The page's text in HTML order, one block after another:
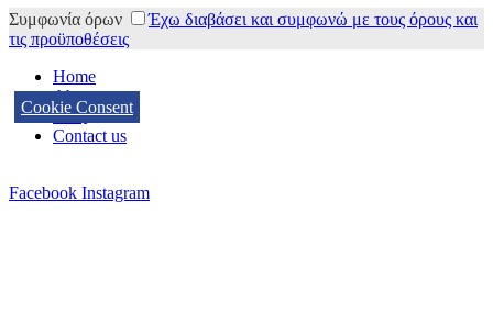
Συμφωνία όρων
Έχω διαβάσει και συμφωνώ με τους όρους και
τις προϋποθέσεις
Home
About us
FAQ
Contact us
Cookie Consent
Facebook Instagram